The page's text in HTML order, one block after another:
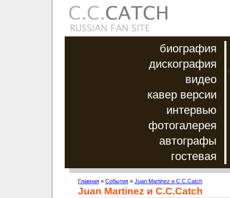
биография
дискография
видео
кавер версии
интервью
фотогалерея
автографы
гостевая
Главная » События » Juan Martinez и C.C.Catch
Juan Martinez и C.C.Catch